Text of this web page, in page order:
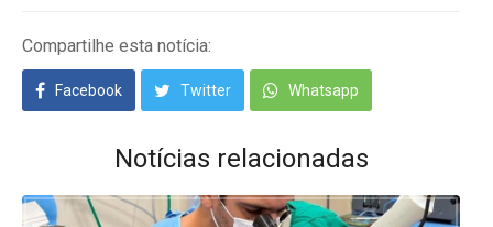
Compartilhe esta notícia:
Facebook Twitter Whatsapp
Notícias relacionadas